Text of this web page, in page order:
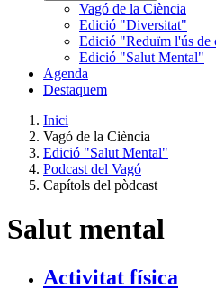
Vagó de la Ciència
Edició "Diversitat"
Edició "Reduïm l'ús de
Edició "Salut Mental"
Agenda
Destaquem
Inici
Vagó de la Ciència
Edició "Salut Mental"
Podcast del Vagó
Capítols del pòdcast
Salut mental
Activitat física